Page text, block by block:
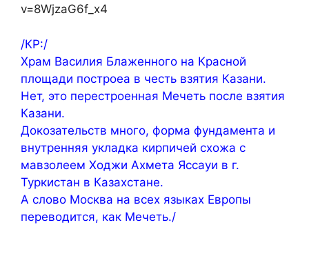
v=8WjzaG6f_x4
/КР:/
Храм Василия Блаженного на Красной
площади построеа в честь взятия Казани.
Нет, это перестроенная Мечеть после взятия
Казани.
Докозательств много, форма фундамента и
внутренняя укладка кирпичей схожа с
мавзолеем Ходжи Ахмета Яссауи в г.
Туркистан в Казахстане.
А слово Москва на всех языках Европы
переводится, как Мечеть./